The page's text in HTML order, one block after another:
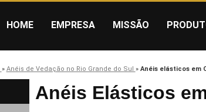
HOME EMPRESA MISSÃO
» Anéis de Vedação no Rio Grande do Sul » Anéis elásticos em
Anéis Elásticos